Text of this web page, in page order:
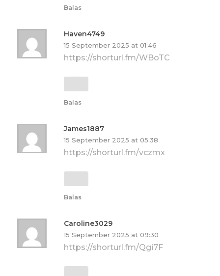
Balas
Haven4749
15 September 2025 at 01:46
https://shorturl.fm/WBoTC
Balas
James1887
15 September 2025 at 05:38
https://shorturl.fm/vczmx
Balas
Caroline3029
15 September 2025 at 09:30
https://shorturl.fm/Qgi7F